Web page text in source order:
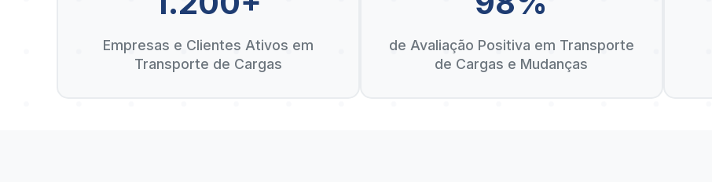
Empresas e Clientes Ativos em
Transporte de Cargas
de Avaliação Positiva em Transporte
de Cargas e Mudanças